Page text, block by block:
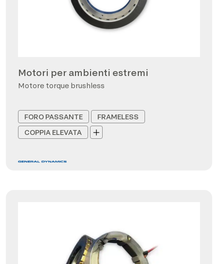
Motori per ambienti estremi
Motore torque brushless
FORO PASSANTE
FRAMELESS
COPPIA ELEVATA